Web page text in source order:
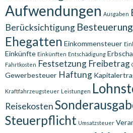
Aufwendungen Ausgaben
Berücksichtigung Besteuerung
Ehegatten Einkommensteuer
Einkünfte Einkünften Entschädigung
Fahrtkosten Festsetzung Freibetrag
Gewerbesteuer Haftung
Kraftfahrzeugsteuer Leistungen
Reisekosten
Steuerpflicht Umsatzsteuer